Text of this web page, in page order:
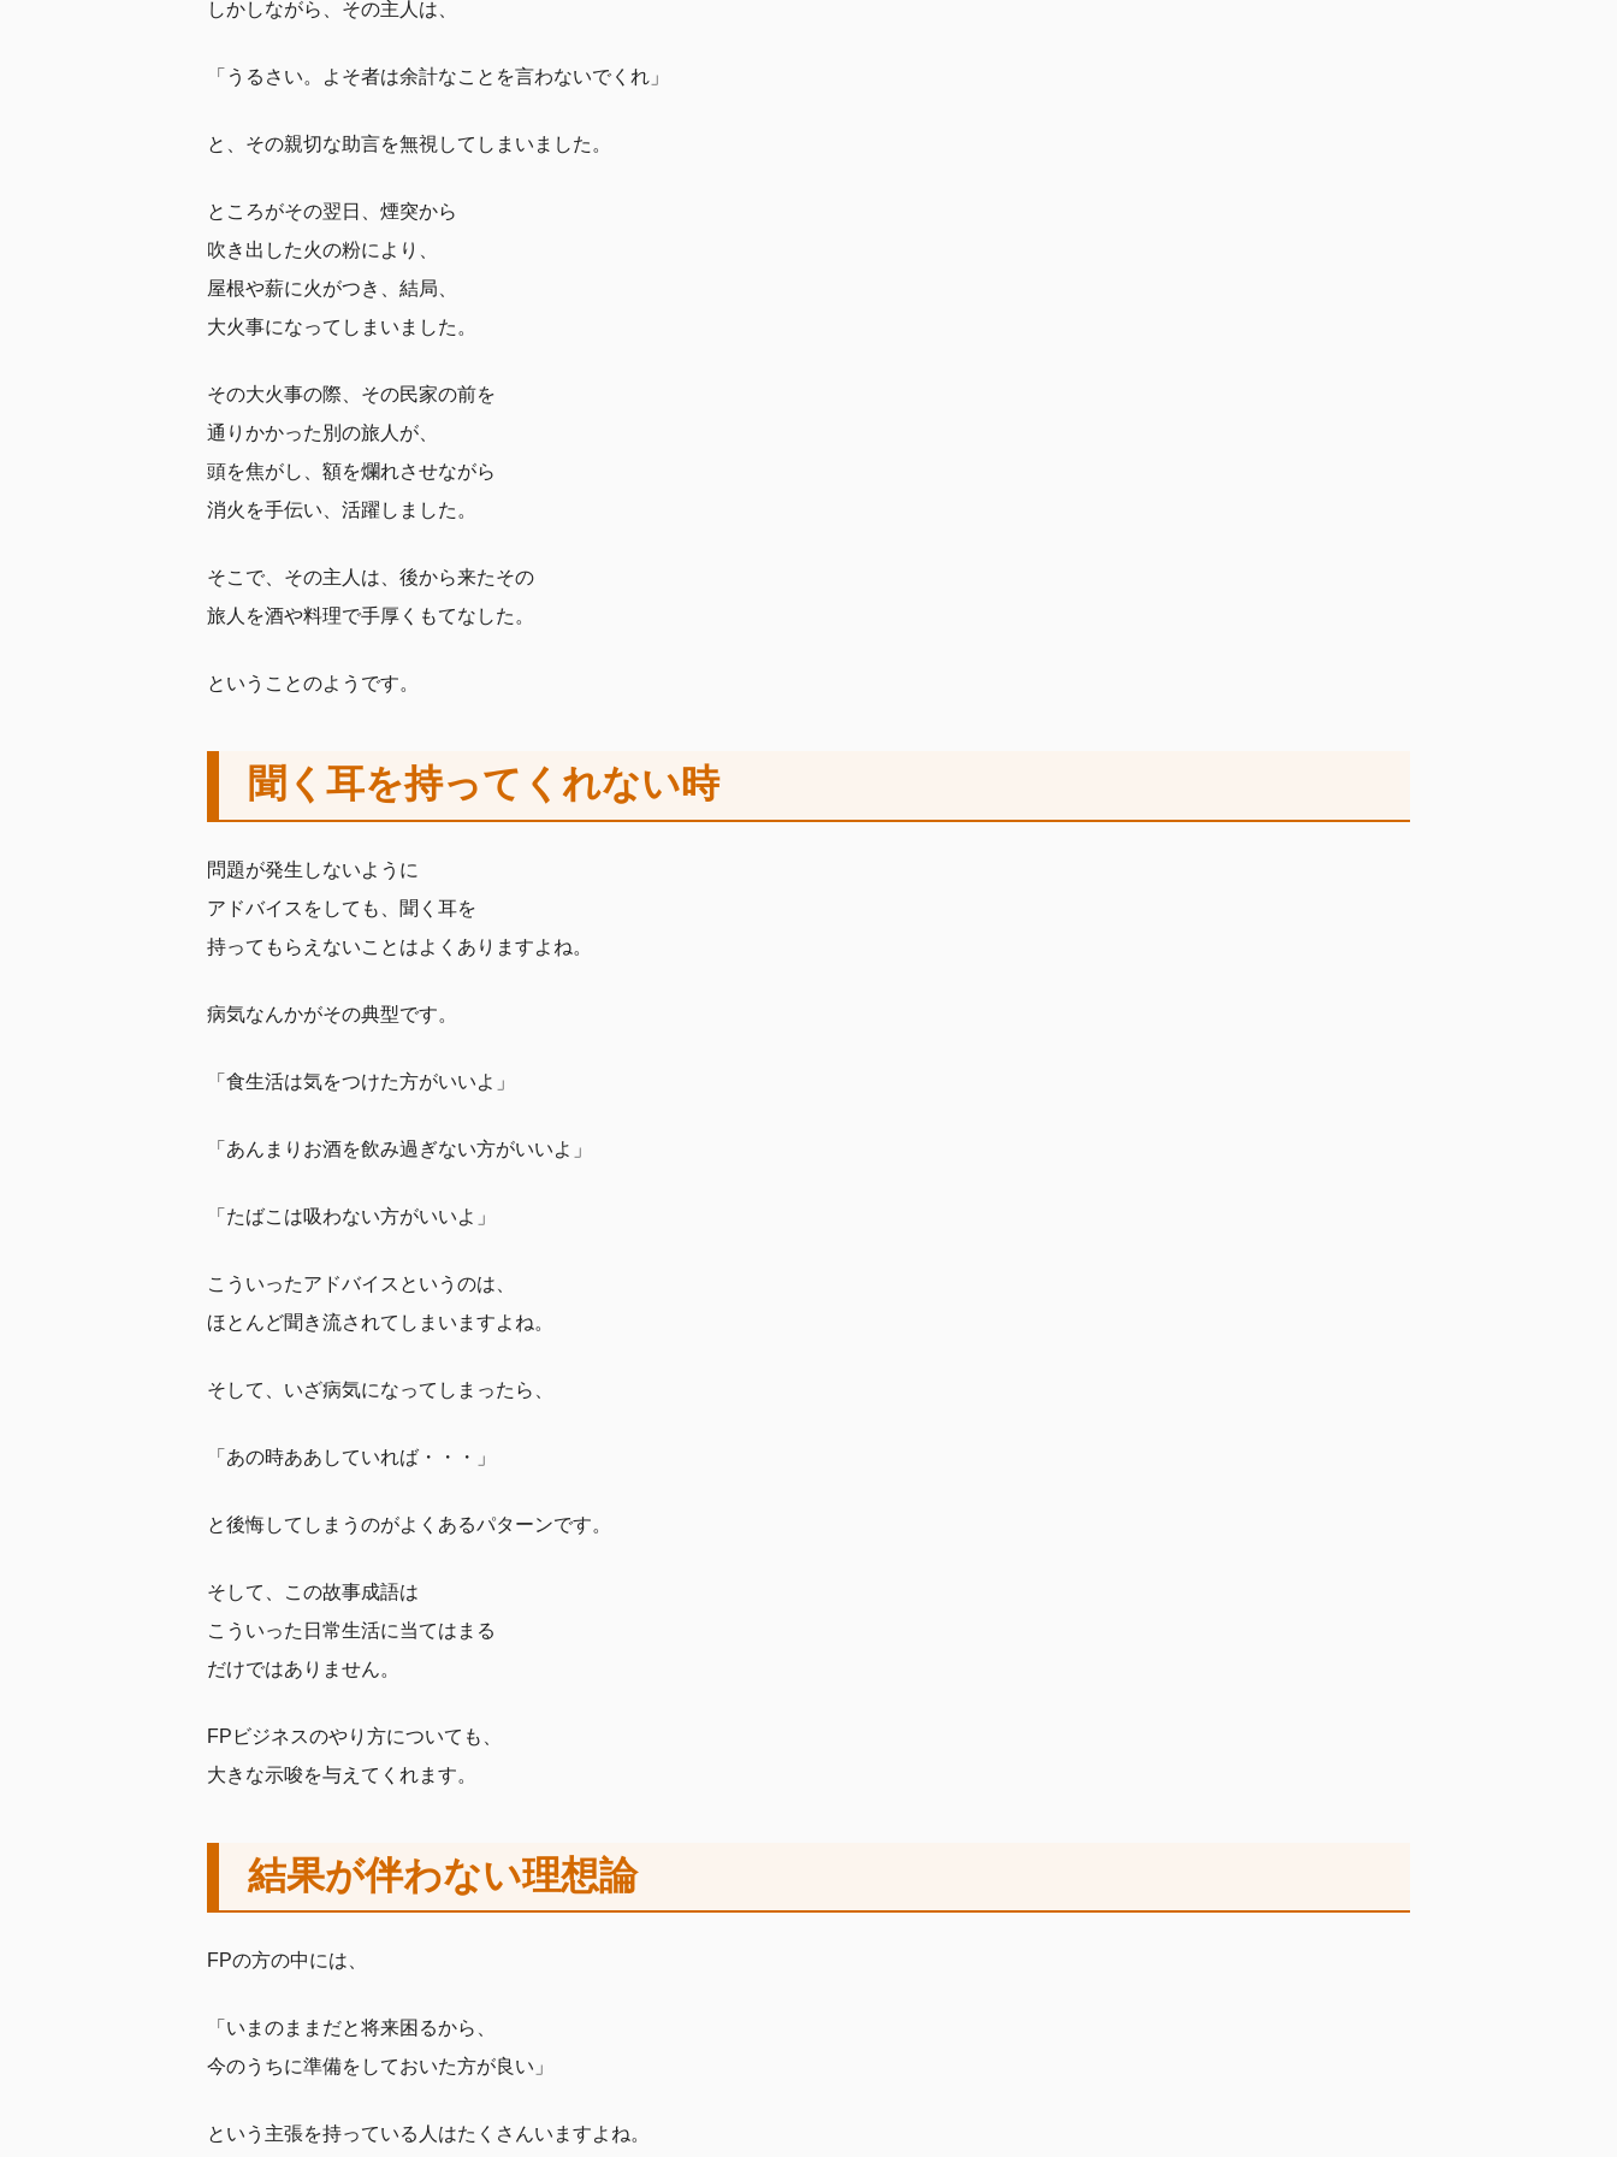
しかしながら、その主人は、
「うるさい。よそ者は余計なことを言わないでくれ」
と、その親切な助言を無視してしまいました。
ところがその翌日、煙突から
吹き出した火の粉により、
屋根や薪に火がつき、結局、
大火事になってしまいました。
その大火事の際、その民家の前を
通りかかった別の旅人が、
頭を焦がし、額を爛れさせながら
消火を手伝い、活躍しました。
そこで、その主人は、後から来たその
旅人を酒や料理で手厚くもてなした。
ということのようです。
聞く耳を持ってくれない時
問題が発生しないように
アドバイスをしても、聞く耳を
持ってもらえないことはよくありますよね。
病気なんかがその典型です。
「食生活は気をつけた方がいいよ」
「あんまりお酒を飲み過ぎない方がいいよ」
「たばこは吸わない方がいいよ」
こういったアドバイスというのは、
ほとんど聞き流されてしまいますよね。
そして、いざ病気になってしまったら、
「あの時ああしていれば・・・」
と後悔してしまうのがよくあるパターンです。
そして、この故事成語は
こういった日常生活に当てはまる
だけではありません。
FPビジネスのやり方についても、
大きな示唆を与えてくれます。
結果が伴わない理想論
FPの方の中には、
「いまのままだと将来困るから、
今のうちに準備をしておいた方が良い」
という主張を持っている人はたくさんいますよね。